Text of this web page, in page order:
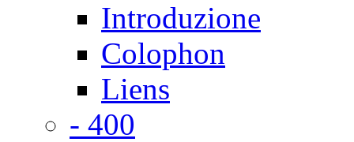
Introduzione
Colophon
Liens
- 400